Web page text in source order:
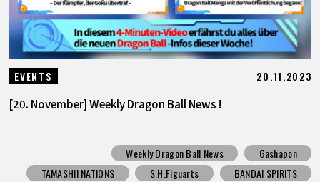
EVENTS 20.11.2023
[20. November] Weekly Dragon Ball News !
Weekly Dragon Ball News
Gashapon
TAMASHII NATIONS
S.H.Figuarts
BANDAI SPIRITS